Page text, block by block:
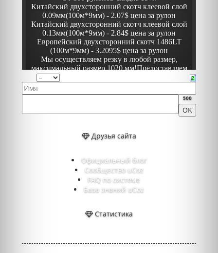
500
Друзья сайта
Официальный блог
Сообщество uCoz
FAQ по системе
База знаний uCoz
Статистика